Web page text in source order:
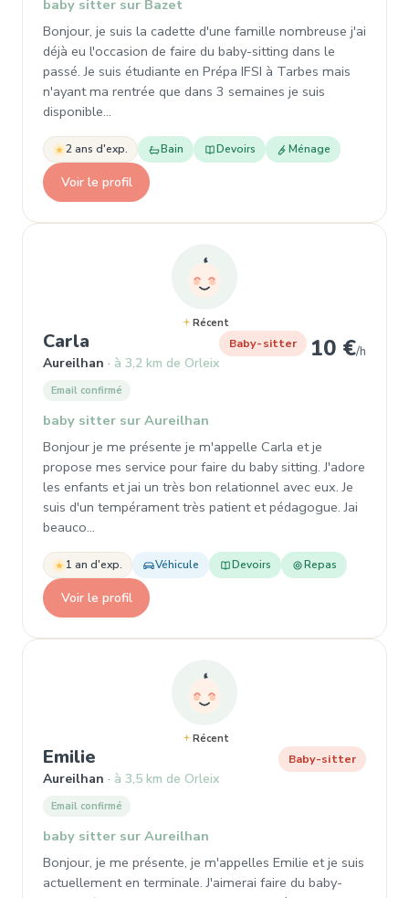
baby sitter sur Bazet
Bonjour, je suis la cadette d'une famille nombreuse j'ai
déjà eu l'occasion de faire du baby-sitting dans le
passé. Je suis étudiante en Prépa IFSI à Tarbes mais
n'ayant ma rentrée que dans 3 semaines je suis
disponible…
2 ans d'exp. Bain Devoirs Ménage
Voir le profil
Récent
Carla , Baby-sitter à Aureilhan
Aureilhan à 3,2 km de Orleix
Baby-sitter 10 €/h
Email confirmé
baby sitter sur Aureilhan
Bonjour je me présente je m'appelle Carla et je
propose mes service pour faire du baby sitting. J'adore
les enfants et jai un très bon relationnel avec eux. Je
suis d'un tempérament très patient et pédagogue. Jai
beauco…
1 an d'exp. Véhicule Devoirs Repas
Voir le profil
Récent
Emilie , Baby-sitter à Aureilhan
Aureilhan à 3,5 km de Orleix
Baby-sitter
Email confirmé
baby sitter sur Aureilhan
Bonjour, je me présente, je m'appelles Emilie et je suis
actuellement en terminale. J'aimerai faire du baby-